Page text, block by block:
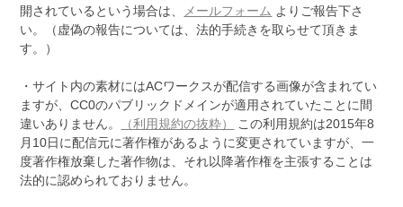
開されているという場合は、
メールフォーム よりご報告下さ
い。（虚偽の報告については、法的手続きを取らせて頂きま
す。）
・サイト内の素材にはACワークスが配信する画像が含まれてい
ますが、CC0のパブリックドメインが適用されていたことに間
違いありません。
（利用規約の抜粋）
この利用規約は2015年8
月10日に配信元に著作権があるように変更されていますが、一
度著作権放棄した著作物は、それ以降著作権を主張することは
法的に認められておりません。